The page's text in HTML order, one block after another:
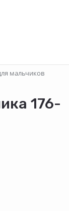
мальчиков
176-